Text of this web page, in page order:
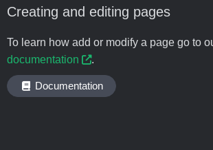
Creating and editing pages
To learn how add or modify a page go to
documentation
.
Documentation